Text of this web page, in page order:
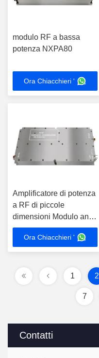
Contatti
modulo RF a bassa
potenza NXPA80
Ora Chiacchieri '
Amplificatore di potenza
a RF di piccole
dimensioni Modulo anti-
drone PN NXPA90
1500MHz 50W
Ora Chiacchieri '
1 2
7